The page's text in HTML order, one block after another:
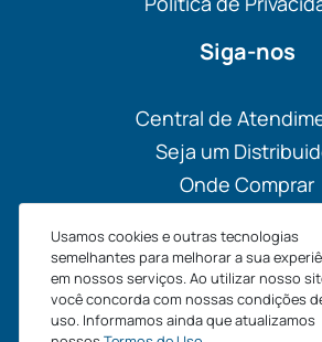
Usamos cookies e outras tecnologias
semelhantes para melhorar a sua
em nossos serviços. Ao utilizar nosso
você concorda com nossas condições
uso. Informamos ainda que atualizamos
Siga-nos
Central de
Seja um
Onde Comprar
Blog